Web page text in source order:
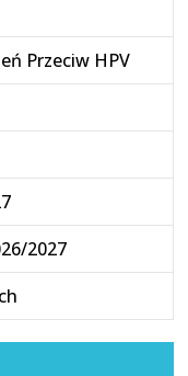
Przeciw HPV
2027